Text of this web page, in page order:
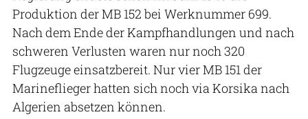
Produktion der MB 152 bei Werknummer 699.
Nach dem Ende der Kampfhandlungen und nach
schweren Verlusten waren nur noch 320
Flugzeuge einsatzbereit. Nur vier MB 151 der
Marineflieger hatten sich noch via Korsika nach
Algerien absetzen können.